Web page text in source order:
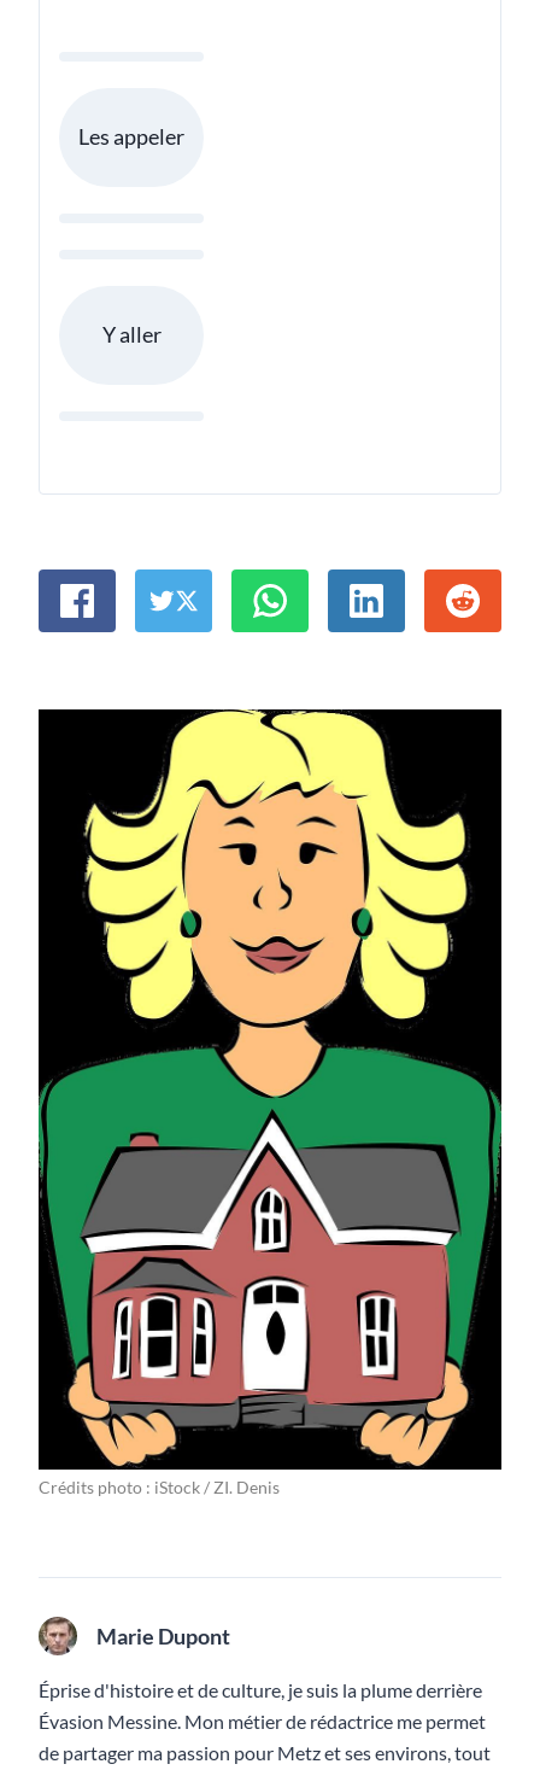
Les appeler
Y aller
Crédits photo : iStock / ZI. Denis
Marie Dupont
Éprise d'histoire et de culture, je suis la plume derrière
Évasion Messine. Mon métier de rédactrice me permet
de partager ma passion pour Metz et ses environs, tout